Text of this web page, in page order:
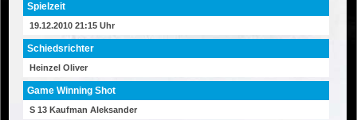
Spielzeit
19.12.2010 21:15 Uhr
Schiedsrichter
Heinzel Oliver
Game Winning Shot
S 13 Kaufman Aleksander